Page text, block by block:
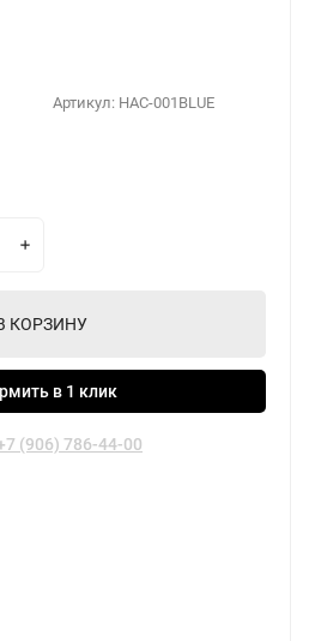
Артикул: HAC-001BLUE
КОРЗИНУ
в 1 клик
(906) 786-44-00